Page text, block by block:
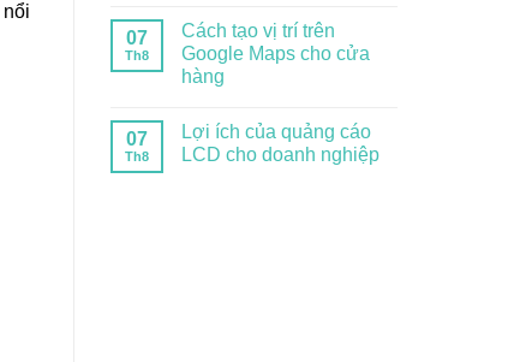
07
Th8
Cách tạo vị trí trên
Google Maps cho cửa
hàng
07
Th8
Lợi ích của quảng cáo
LCD cho doanh nghiệp